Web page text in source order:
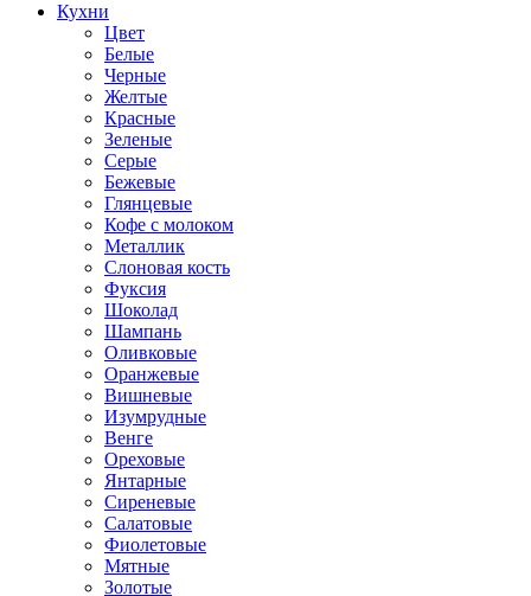
Кухни
Цвет
Белые
Черные
Желтые
Красные
Зеленые
Серые
Бежевые
Глянцевые
Кофе с молоком
Металлик
Слоновая кость
Фуксия
Шоколад
Шампань
Оливковые
Оранжевые
Вишневые
Изумрудные
Венге
Ореховые
Янтарные
Сиреневые
Салатовые
Фиолетовые
Мятные
Золотые